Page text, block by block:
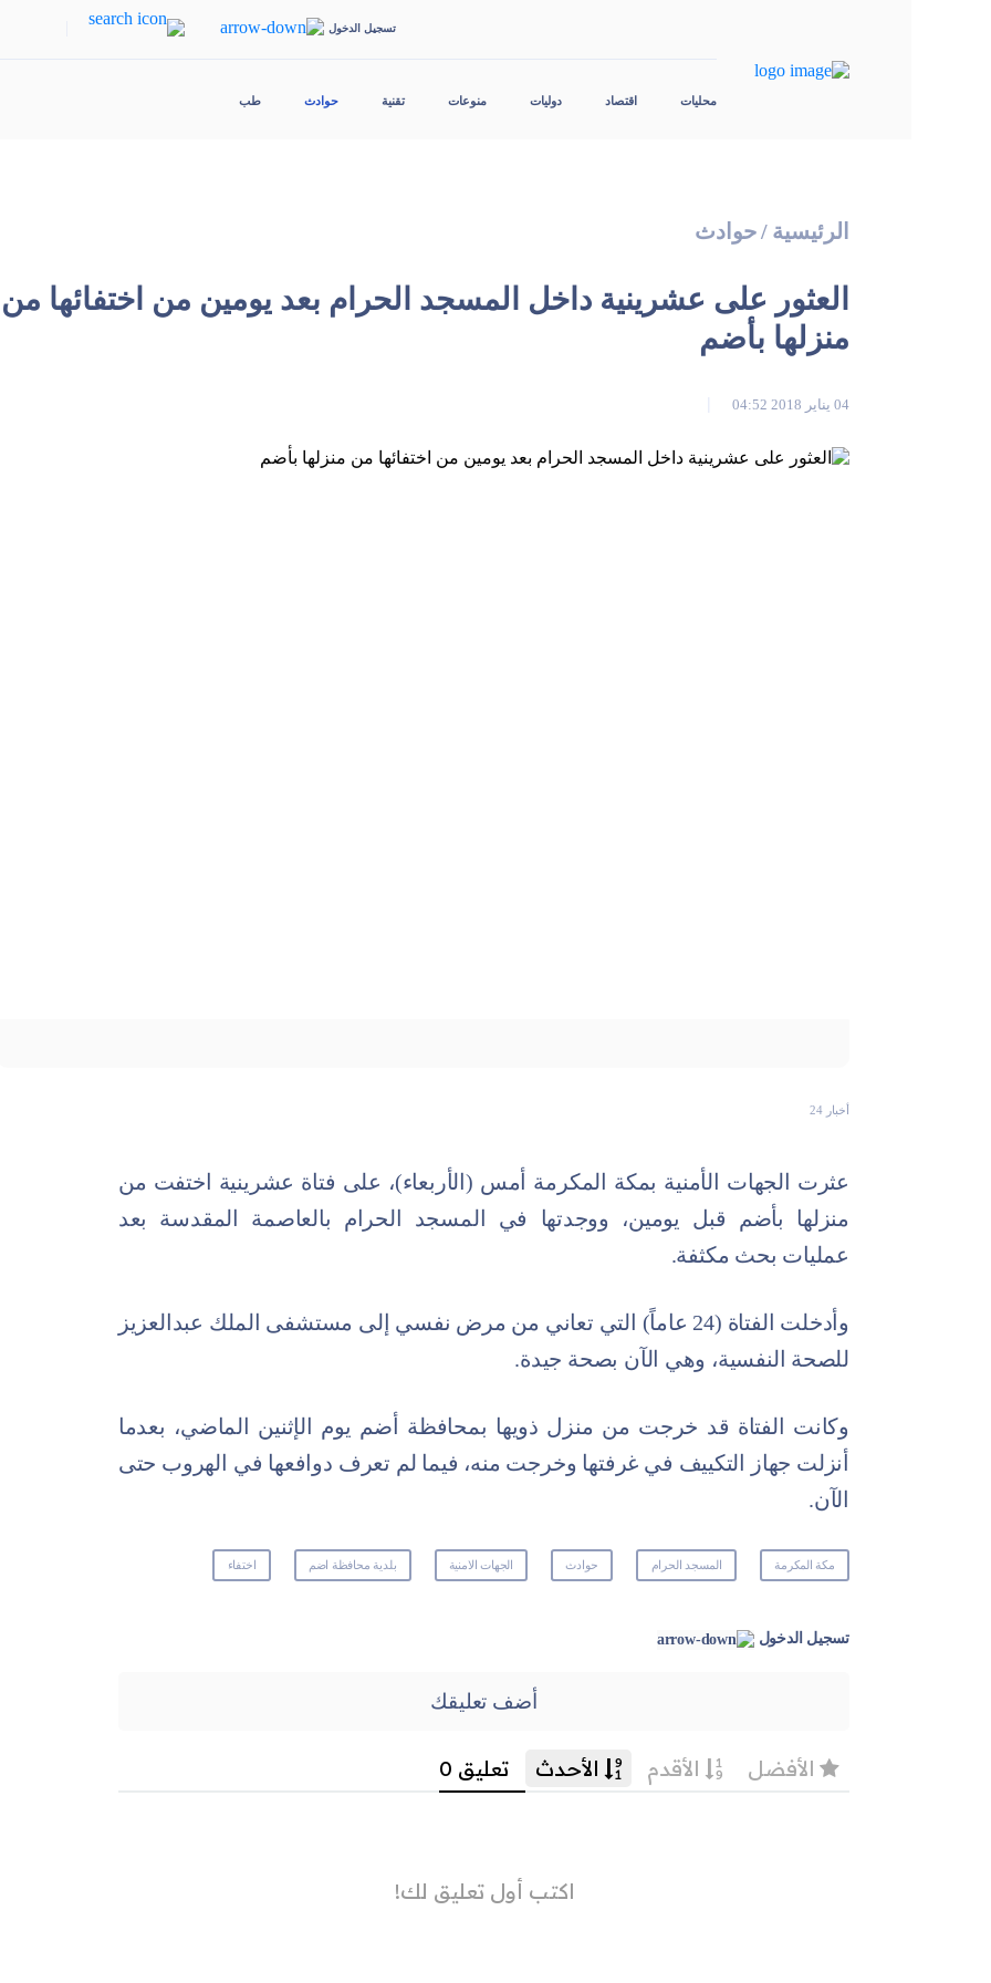
تسجيل الدخول
محليات اقتصاد دوليات منوعات تقنية حوادث طب
الرئيسية /حوادث
العثور على عشرينية داخل المسجد الحرام بعد يومين من اختفائها من
منزلها بأضم
04 يناير 2018 04:52
أخبار 24
عثرت الجهات الأمنية بمكة المكرمة أمس (الأربعاء)، على فتاة عشرينية اختفت من
منزلها بأضم قبل يومين، ووجدتها في المسجد الحرام بالعاصمة المقدسة بعد
عمليات بحث مكثفة.
وأدخلت الفتاة (24 عاماً) التي تعاني من مرض نفسي إلى مستشفى الملك عبدالعزيز
للصحة النفسية، وهي الآن بصحة جيدة.
وكانت الفتاة قد خرجت من منزل ذويها بمحافظة أضم يوم الإثنين الماضي، بعدما
أنزلت جهاز التكييف في غرفتها وخرجت منه، فيما لم تعرف دوافعها في الهروب حتى
الآن.
مكة المكرمة المسجد الحرام حوادث الجهات الامنية بلدية محافظة اضم اختفاء
تسجيل الدخول
أضف تعليقك